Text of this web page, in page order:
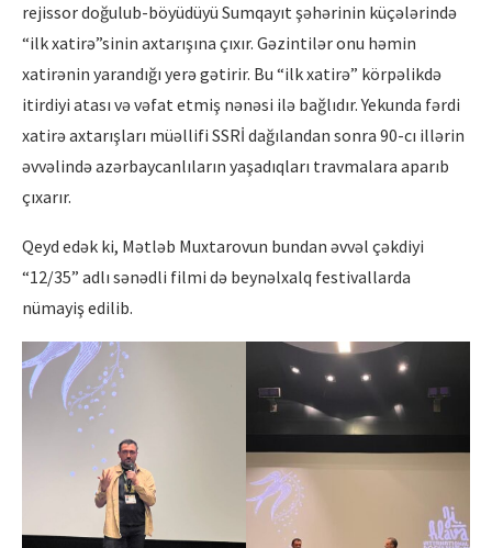
rejissor doğulub-böyüdüyü Sumqayıt şəhərinin küçələrində
“ilk xatirə”sinin axtarışına çıxır. Gəzintilər onu həmin
xatirənin yarandığı yerə gətirir. Bu “ilk xatirə” körpəlikdə
itirdiyi atası və vəfat etmiş nənəsi ilə bağlıdır. Yekunda fərdi
xatirə axtarışları müəllifi SSRİ dağılandan sonra 90-cı illərin
əvvəlində azərbaycanlıların yaşadıqları travmalara aparıb
çıxarır.
Qeyd edək ki, Mətləb Muxtarovun bundan əvvəl çəkdiyi
“12/35” adlı sənədli filmi də beynəlxalq festivallarda
nümayiş edilib.